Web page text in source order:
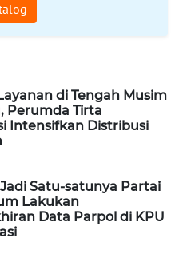
di Tengah Musim
Perumda Tirta
Intensifkan Distribusi
Satu-satunya Partai
Lakukan
Data Parpol di KPU